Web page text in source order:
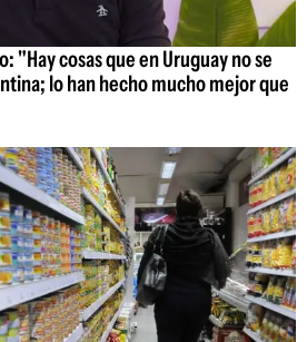
"Hay cosas que en Uruguay no se
lo han hecho mucho mejor que